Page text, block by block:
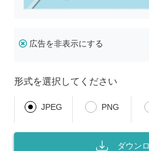
広告を非表示にする
形式を選択してください
JPEG PNG
ダウン